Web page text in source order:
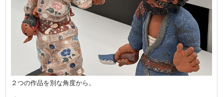
２つの作品を別な角度から。